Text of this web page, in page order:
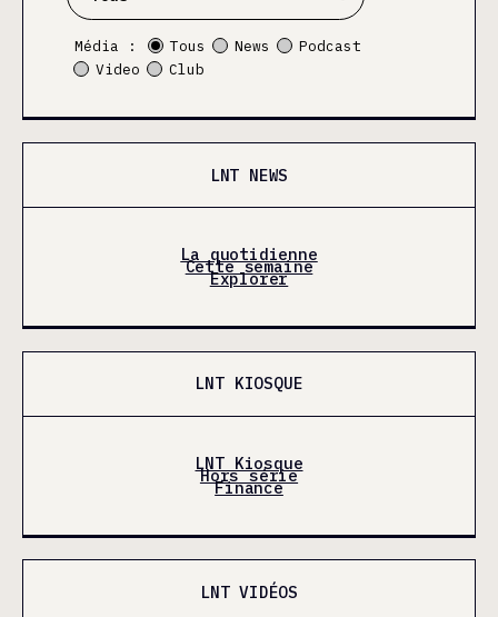
Média : Tous News
Podcast
Video
Club
LNT NEWS
La quotidienne
Cette semaine
Explorer
LNT KIOSQUE
LNT Kiosque
Hors série
Finance
LNT VIDÉOS